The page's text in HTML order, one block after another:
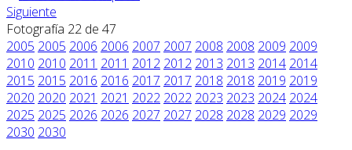
Siguiente
Fotografía 22 de 47
2005 2005 2006 2006 2007 2007 2008 2008 2009 2009
2010 2010 2011 2011 2012 2012 2013 2013 2014 2014
2015 2015 2016 2016 2017 2017 2018 2018 2019 2019
2020 2020 2021 2021 2022 2022 2023 2023 2024 2024
2025 2025 2026 2026 2027 2027 2028 2028 2029 2029
2030 2030